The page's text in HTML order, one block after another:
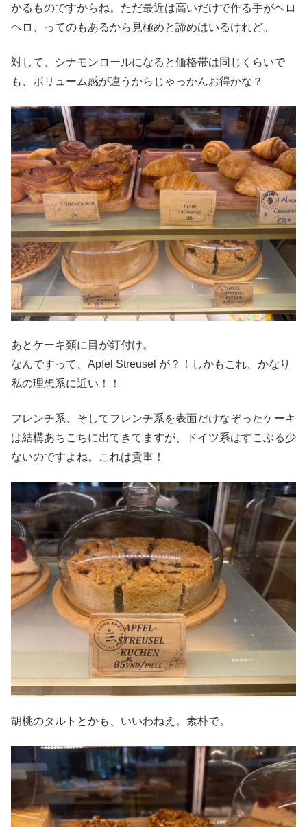
かるものですからね。ただ最近は高いだけで作る手がヘロ
ヘロ、ってのもあるから見極めと諦めはいるけれど。
対して、シナモンロールになると価格帯は同じくらいで
も、ボリューム感が違うからじゃっかんお得かな？
あとケーキ類に目が釘付け。
なんですって、Apfel Streusel が？！しかもこれ、かなり
私の理想系に近い！！
フレンチ系、そしてフレンチ系を表面だけなぞったケーキ
は結構あちこちに出てきてますが、ドイツ系はすこぶる少
ないのですよね。これは貴重！
胡桃のタルトとかも、いいわねえ。素朴で。